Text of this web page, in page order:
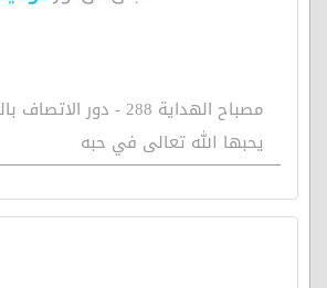
مصباح الهداية 288 - دور
يحبها الله تعالى في حبه